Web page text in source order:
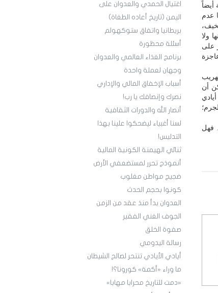
اغتيال الحمدي والعدوان على
اليمن (تاريخ أعاده الطغاة)
بريطانيا واتفاق ستوكهولم
أسئلة محظورة
برنامج الغذاء العالمي والعدوان
وجهان لعملة واحدة
أسباب الإخفاق المالي والإداري
نصرك وإنصافك يا رب!
أنصار الله والدورات الثقافية
لسنا أغبياء ليضحكوا علينا بهذا
التدليس!
ثنائي الهيمنة الكونية المالية
أنموذج تحرر لمستضعفي الأرض
ضجيج مواطن مغلوب
كونوا بحجم الحدث
العدوان بدأ منذ عقد من الزمن
الجوف الغني الفقير
صفوة الخلق
رسالة اليدومي
أيادي الأيادي تنتحر لصالح الشيطان
ما وراء «أكمة» كورونا؟!
«دمت للتاريخ محرابا مهابا»
أيضاً
عدم
ولا
على
أن
فهل